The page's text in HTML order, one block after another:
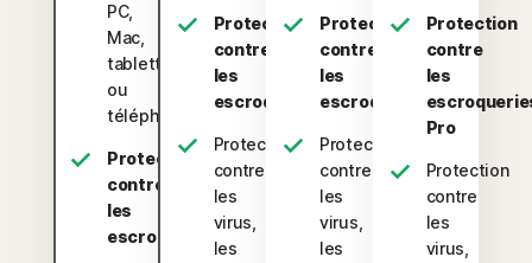
PC,
Mac,
tablettes
ou
téléphones
Protection
contre
les
escroqueries
Protection
contre
les
escroqueries
Protection
contre
les
virus,
les
Protection
contre
les
escroqueries
Protection
contre
les
virus,
les
Protection
contre
les
Pro
Protection
contre
les
virus,